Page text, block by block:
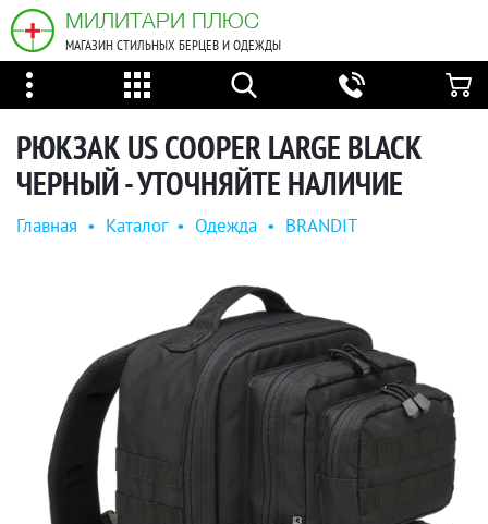
МИЛИТАРИ ПЛЮС
МАГАЗИН СТИЛЬНЫХ БЕРЦЕВ И ОДЕЖДЫ
РЮКЗАК US COOPER LARGE BLACK
ЧЕРНЫЙ - УТОЧНЯЙТЕ НАЛИЧИЕ
Главная • Каталог • Одежда • BRANDIT